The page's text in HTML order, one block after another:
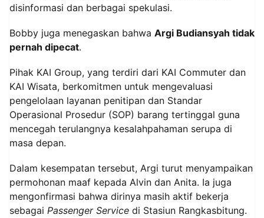
disinformasi dan berbagai spekulasi.
Bobby juga menegaskan bahwa Argi Budiansyah tidak
pernah dipecat.
Pihak KAI Group, yang terdiri dari KAI Commuter dan
KAI Wisata, berkomitmen untuk mengevaluasi
pengelolaan layanan penitipan dan Standar
Operasional Prosedur (SOP) barang tertinggal guna
mencegah terulangnya kesalahpahaman serupa di
masa depan.
Dalam kesempatan tersebut, Argi turut menyampaikan
permohonan maaf kepada Alvin dan Anita. Ia juga
mengonfirmasi bahwa dirinya masih aktif bekerja
sebagai Passenger Service di Stasiun Rangkasbitung.